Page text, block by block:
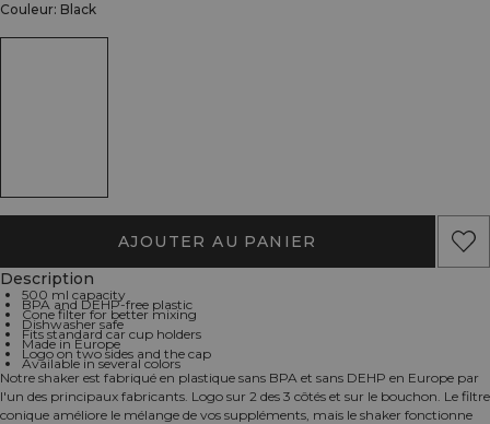
Couleur: Black
AJOUTER AU PANIER
Description
500 ml capacity
BPA and DEHP-free plastic
Cone filter for better mixing
Dishwasher safe
Fits standard car cup holders
Made in Europe
Logo on two sides and the cap
Available in several colors
Notre shaker est fabriqué en plastique sans BPA et sans DEHP en Europe par
l'un des principaux fabricants. Logo sur 2 des 3 côtés et sur le bouchon. Le filtre
conique améliore le mélange de vos suppléments, mais le shaker fonctionne